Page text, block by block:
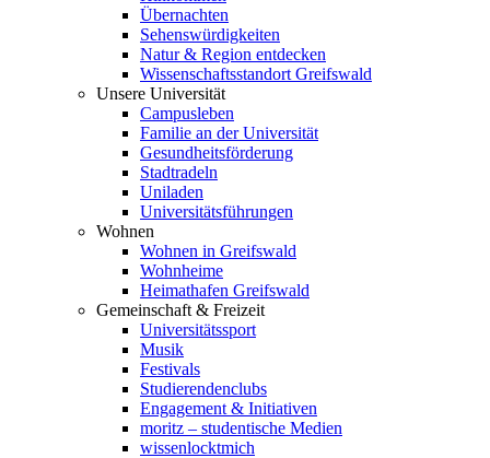
Übernachten
Sehenswürdigkeiten
Natur & Region entdecken
Wissenschaftsstandort Greifswald
Unsere Universität
Campusleben
Familie an der Universität
Gesundheitsförderung
Stadtradeln
Uniladen
Universitätsführungen
Wohnen
Wohnen in Greifswald
Wohnheime
Heimathafen Greifswald
Gemeinschaft & Freizeit
Universitätssport
Musik
Festivals
Studierendenclubs
Engagement & Initiativen
moritz – studentische Medien
wissenlocktmich